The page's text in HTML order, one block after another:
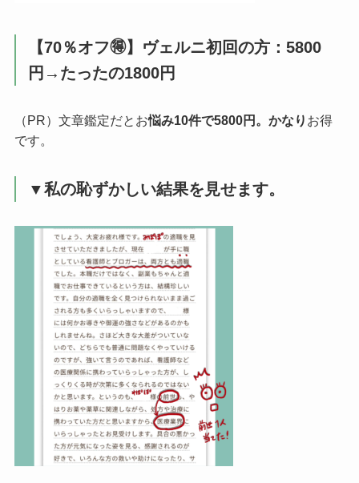
【70％オフ🉐】ヴェルニ初回の方：5800
円→たったの1800円
（PR）文章鑑定だとお悩み10件で5800円。かなり お得
です。
▼私の恥ずかしい結果を見せます。